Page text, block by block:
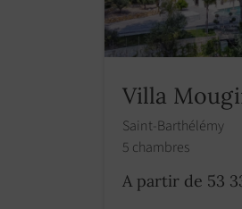
Villa
Saint-Barthélémy
5 chambres
A partir de 53